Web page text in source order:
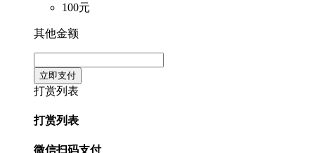
100元
其他金额
立即支付
打赏列表
打赏列表
微信扫码支付